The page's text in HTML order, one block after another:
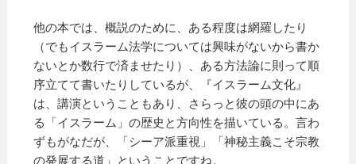
他の本では、概説のために、ある程度は網羅したり
（でもイスラーム法学については興味がないから書か
ないとか数行で済ませたり）、ある方法論に則って順
序立てて書いたりしているが、『イスラーム文化』
は、講演ということもあり、さらっと彼の頭の中にあ
る「イスラーム」の歴史と方向性を描いている。言わ
ずもがなだが、「シーア派重視」「神秘主義こそ宗教
の発展する道」ということですね。